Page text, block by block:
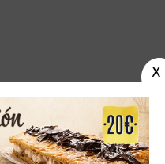
de Cookies-Área privada